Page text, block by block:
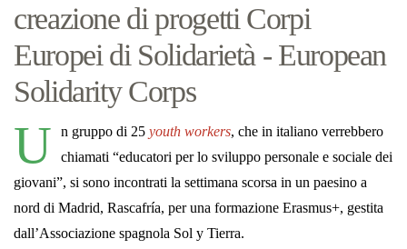
creazione di progetti Corpi
Europei di Solidarietà - European
Solidarity Corps
U n gruppo di 25 youth workers, che in italiano verrebbero
chiamati “educatori per lo sviluppo personale e sociale dei
giovani”, si sono incontrati la settimana scorsa in un paesino a
nord di Madrid, Rascafría, per una formazione Erasmus+, gestita
dall’Associazione spagnola Sol y Tierra.